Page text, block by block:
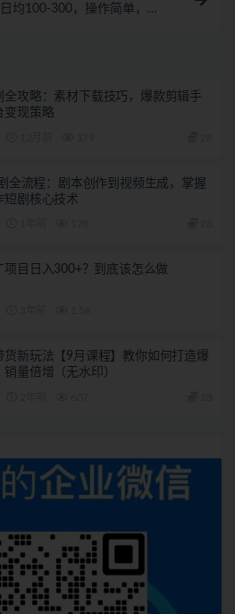
均100-300，操作简单，时
全攻略：素材下载技巧，爆款剪辑手
变现策略
全流程：剧本创作到视频生成，掌握
短剧核心技术
项目日入300+？到底该怎么做
货新玩法【9月课程】教你如何打造爆
销量倍增（无水印）